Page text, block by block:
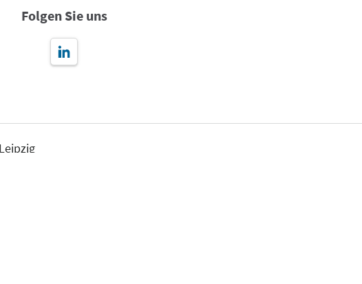
Folgen Sie uns